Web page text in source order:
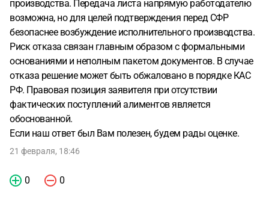
производства. Передача листа напрямую работодателю
возможна, но для целей подтверждения перед СФР
безопаснее возбуждение исполнительного производства.
Риск отказа связан главным образом с формальными
основаниями и неполным пакетом документов. В случае
отказа решение может быть обжаловано в порядке КАС
РФ. Правовая позиция заявителя при отсутствии
фактических поступлений алиментов является
обоснованной.
Если наш ответ был Вам полезен, будем рады оценке.
21 февраля, 18:46
0 0